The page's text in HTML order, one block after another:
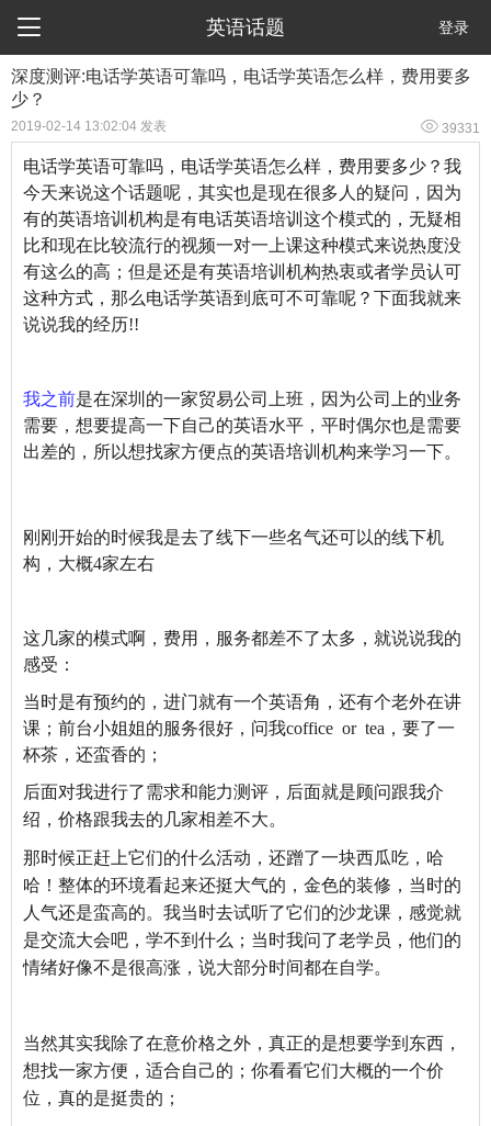
 英语话题 登录
深度测评:电话学英语可靠吗，电话学英语怎么样，费用要多
少？
2019-02-14 13:02:04 发表  39331
电话学英语可靠吗，电话学英语怎么样，费用要多少？我
今天来说这个话题呢，其实也是现在很多人的疑问，因为
有的英语培训机构是有电话英语培训这个模式的，无疑相
比和现在比较流行的视频一对一上课这种模式来说热度没
有这么的高；但是还是有英语培训机构热衷或者学员认可
这种方式，那么电话学英语到底可不可靠呢？下面我就来
说说我的经历!!
我之前是在深圳的一家贸易公司上班，因为公司上的业务
需要，想要提高一下自己的英语水平，平时偶尔也是需要
出差的，所以想找家方便点的英语培训机构来学习一下。
刚刚开始的时候我是去了线下一些名气还可以的线下机
构，大概4家左右
这几家的模式啊，费用，服务都差不了太多，就说说我的
感受：
当时是有预约的，进门就有一个英语角，还有个老外在讲
课；前台小姐姐的服务很好，问我coffice or tea ，要了一
杯茶，还蛮香的；
后面对我进行了需求和能力测评，后面就是顾问跟我介
绍，价格跟我去的几家相差不大。
那时候正赶上它们的什么活动，还蹭了一块西瓜吃， 哈
哈！整体的环境看起来还挺大气的，金色的装修，当时的
人气还是蛮高的。我当时去试听了它们的沙龙课，感觉就
是交流大会吧，学不到什么；当时我问了老学员，他们的
情绪好像不是很高涨，说大部分时间都在自学。
当然其实我除了在意价格之外，真正的是想要学到东西，
想找一家方便，适合自己的；你看看它们大概的一个价
位，真的是挺贵的；